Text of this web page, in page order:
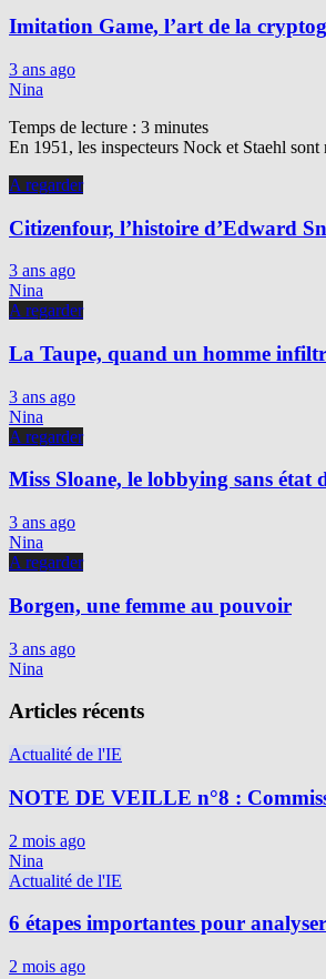
Imitation Game, l’art de la
3 ans ago
Nina
Temps de lecture : 3 minutes
En 1951, les inspecteurs Nock et Staehl
A regarder
Citizenfour, l’histoire d’Edward
3 ans ago
Nina
A regarder
La Taupe, quand un homme
3 ans ago
Nina
A regarder
Miss Sloane, le lobbying sans état
3 ans ago
Nina
A regarder
Borgen, une femme au pouvoir
3 ans ago
Nina
Articles récents
Actualité de l'IE
NOTE DE VEILLE n°8 :
2 mois ago
Nina
Actualité de l'IE
6 étapes importantes pour
2 mois ago